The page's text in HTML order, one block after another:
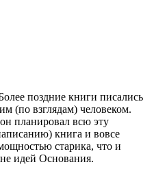
поздние книги писались
(по взглядам) человеком.
планировал всю эту
книга и вовсе
старика, что и
идей Основания.